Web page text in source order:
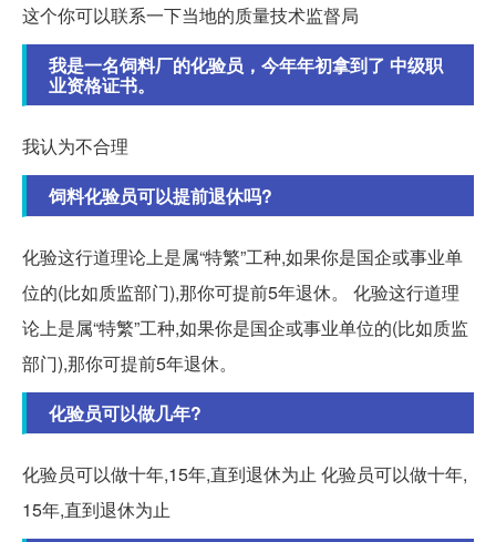
这个你可以联系一下当地的质量技术监督局
我是一名饲料厂的化验员，今年年初拿到了 中级职
业资格证书。
我认为不合理
饲料化验员可以提前退休吗?
化验这行道理论上是属“特繁”工种,如果你是国企或事业单
位的(比如质监部门),那你可提前5年退休。 化验这行道理
论上是属“特繁”工种,如果你是国企或事业单位的(比如质监
部门),那你可提前5年退休。
化验员可以做几年?
化验员可以做十年,15年,直到退休为止 化验员可以做十年,
15年,直到退休为止